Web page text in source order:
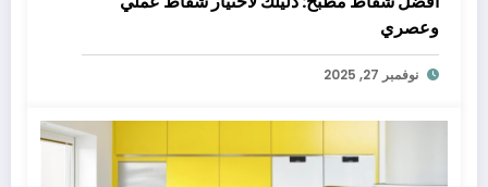
وعصري
نوفمبر 27, 2025